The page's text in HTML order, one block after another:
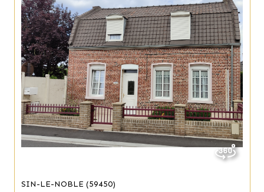
SIN-LE-NOBLE (59450)